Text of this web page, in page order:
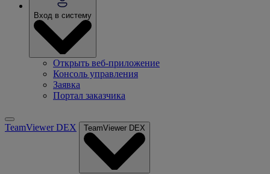
Вход в систему
Открыть веб-приложение
Консоль управления
Заявка
Портал заказчика
TeamViewer DEX TeamViewer DEX